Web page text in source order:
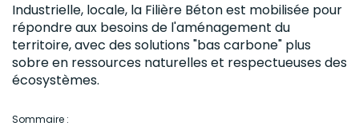
Industrielle, locale, la Filière Bétonest mobilisée pour
répondre aux besoins de l'aménagement du
territoire, avec des solutions "bas carbone" plus
sobre en ressources naturelles et respectueuses des
écosystèmes.
Sommaire :